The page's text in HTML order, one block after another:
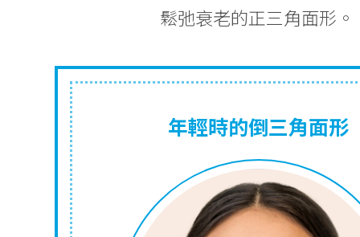
鬆弛衰老的正三角面形。
年輕時的倒三角面形